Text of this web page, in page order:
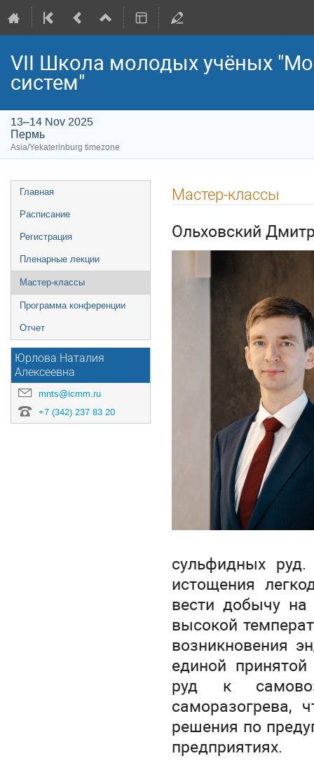
VII Школа молодых учёных
систем"
13–14 Nov 2025
Пермь
Asia/Yekaterinburg timezone
Event
menu
Главная
Расписание
Регистрация
Пленарные лекции
Мастер-классы
Программа конференции
Отчет
Юрлова Наталия
Алексеевна
mnts@icmm.ru
+7 (342) 237 83 20
Мастер-классы
Ольховский
сульфидных
истощения
вести добычу на
высокой
возникновения
единой
руд к
саморазогрева,
решения по
предприятиях.